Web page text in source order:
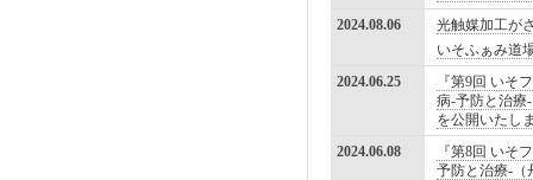
2024.08.06
光触媒加工が
いそふぁみ道
2024.06.25
『第9回 いそ
病-予防と治
を公開いたし
2024.06.08
『第8回 いそ
予防と治療-